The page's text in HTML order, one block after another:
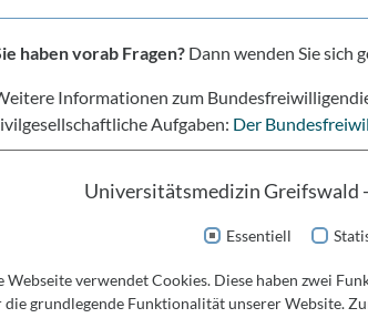
haben vorab Fragen? Dann wenden Sie sich
Informationen zum
Aufgaben: Der
Karriere
Universitätsmedizin Greifswald
Essentiell
Webseite verwendet Cookies. Diese haben zwei
die grundlegende Funktionalität unserer Website.